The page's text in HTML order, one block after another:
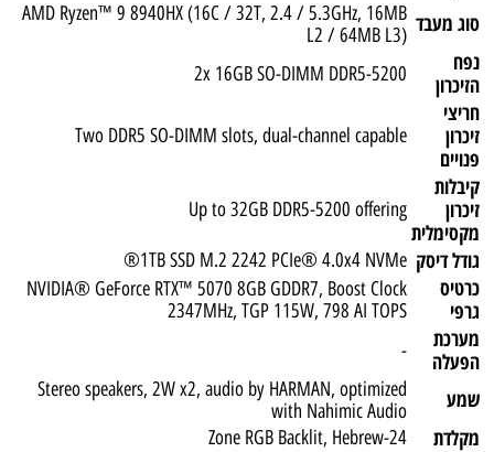
סוג מעבד AMD Ryzen™ 9 8940HX (16C / 32T, 2.4 / 5.3GHz, 16MB
L2 / 64MB L3)
נפח
הזיכרון
2x 16GB SO-DIMM DDR5-5200
חריצי
זיכרון
פנויים
Two DDR5 SO-DIMM slots, dual-channel capable
קיבלות
זיכרון
מקסימלית
Up to 32GB DDR5-5200 offering
גודל דיסק 1TB SSD M.2 2242 PCIe® 4.0x4 NVMe®
כרטיס
גרפי
NVIDIA® GeForce RTX™ 5070 8GB GDDR7, Boost Clock
2347MHz, TGP 115W, 798 AI TOPS
מערכת
הפעלה
-
שמע
Stereo speakers, 2W x2, audio by HARMAN, optimized
with Nahimic Audio
מקלדת 24-Zone RGB Backlit, Hebrew